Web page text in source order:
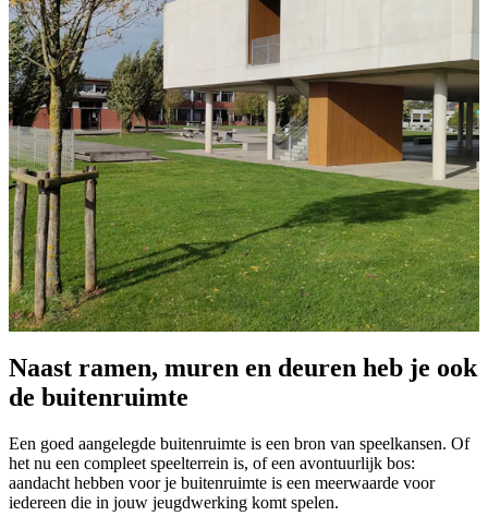
Naast ramen, muren en deuren heb je ook
de buitenruimte
Een goed aangelegde buitenruimte is een bron van speelkansen. Of
het nu een compleet speelterrein is, of een avontuurlijk bos:
aandacht hebben voor je buitenruimte is een meerwaarde voor
iedereen die in jouw jeugdwerking komt spelen.